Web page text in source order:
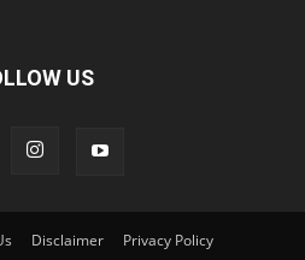
US
Disclaimer Privacy Policy